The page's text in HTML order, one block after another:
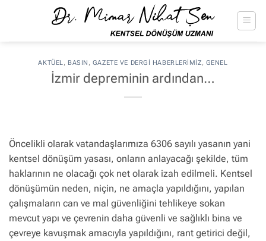
AKTÜEL, BASIN , GAZETE VE DERGI HABERLERIMIZ, GENEL
İzmir depreminin ardından…
Öncelikli olarak vatandaşlarımıza 6306 sayılı yasanın yani
kentsel dönüşüm yasası, onların anlayacağı şekilde, tüm
haklarının ne olacağı çok net olarak izah edilmeli. Kentsel
dönüşümün neden, niçin, ne amaçla yapıldığını, yapılan
çalışmaların can ve mal güvenliğini tehlikeye sokan
mevcut yapı ve çevrenin daha güvenli ve sağlıklı bina ve
çevreye kavuşmak amacıyla yapıldığını, rant getirici değil,